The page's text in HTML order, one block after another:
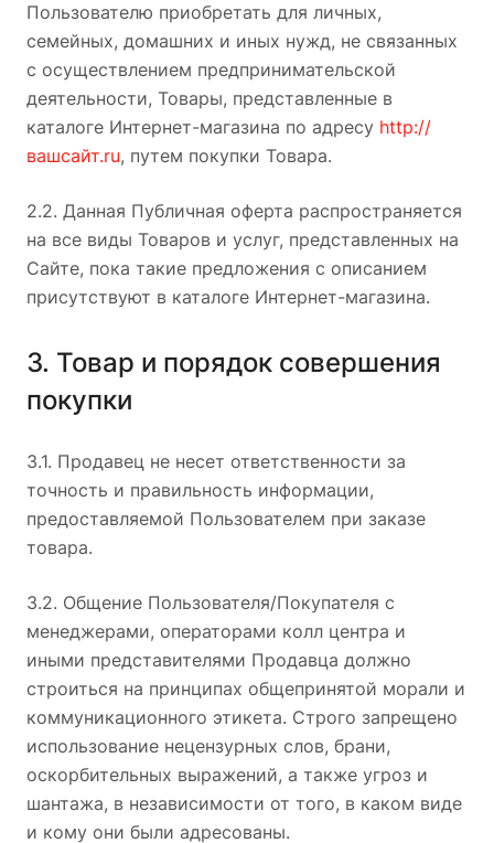
Пользователю приобретать для личных,
семейных, домашних и иных нужд, не связанных
с осуществлением предпринимательской
деятельности, Товары, представленные в
каталоге Интернет-магазина по адресу http://
вашсайт.ru, путем покупки Товара.
2.2. Данная Публичная оферта распространяется
на все виды Товаров и услуг, представленных на
Сайте, пока такие предложения с описанием
присутствуют в каталоге Интернет-магазина.
3. Товар и порядок совершения
покупки
3.1. Продавец не несет ответственности за
точность и правильность информации,
предоставляемой Пользователем при заказе
товара.
3.2. Общение Пользователя/Покупателя с
менеджерами, операторами колл центра и
иными представителями Продавца должно
строиться на принципах общепринятой морали и
коммуникационного этикета. Строго запрещено
использование нецензурных слов, брани,
оскорбительных выражений, а также угроз и
шантажа, в независимости от того, в каком виде
и кому они были адресованы.